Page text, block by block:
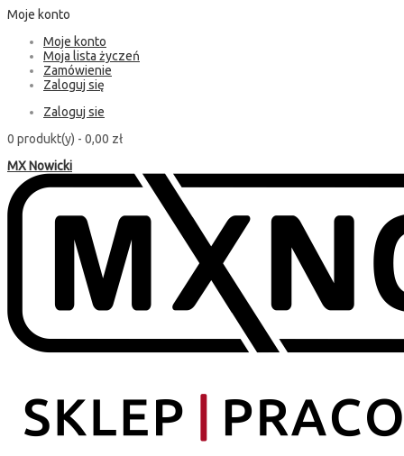
Moje konto
Moje konto
Moja lista życzeń
Zamówienie
Zaloguj się
Zaloguj sie
0 produkt(y) - 0,00 zł
MX Nowicki